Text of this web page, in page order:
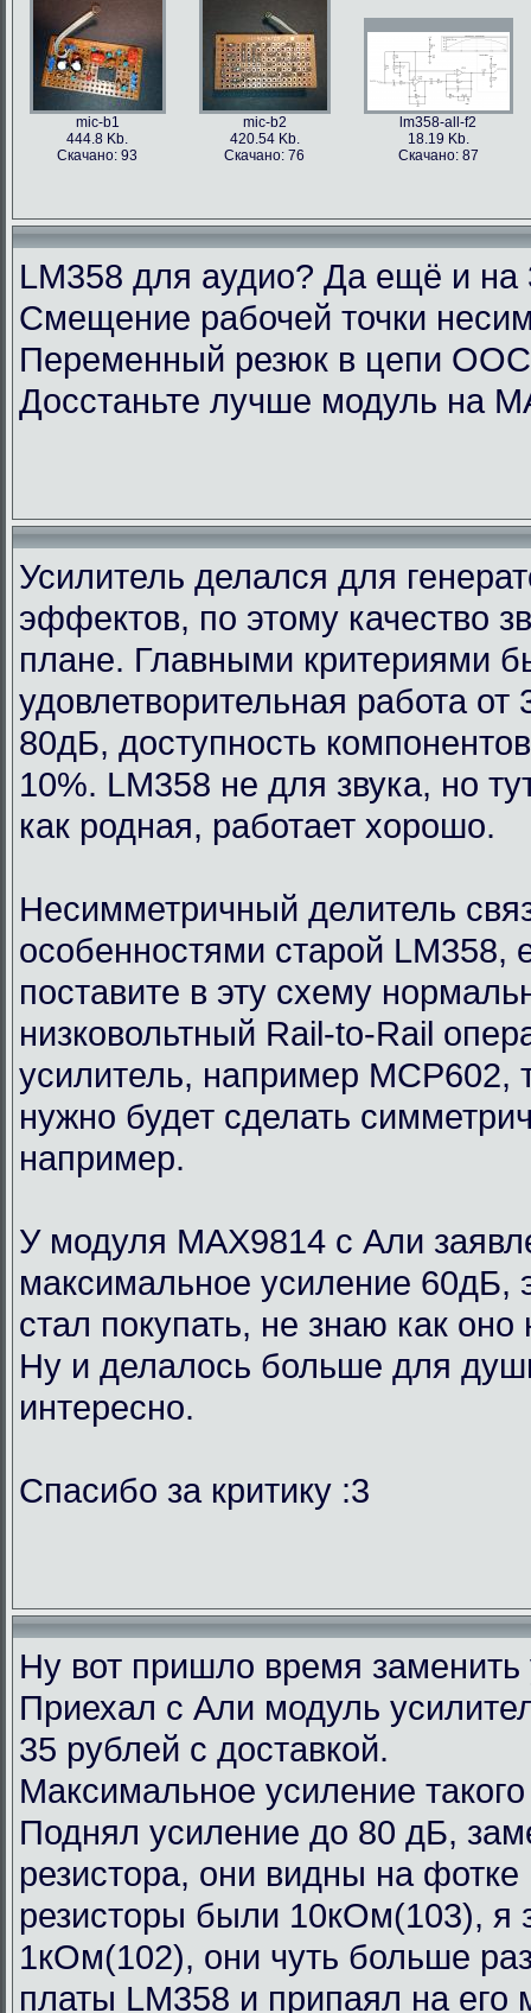
mic-b1
444.8 Kb.
Скачано: 93
mic-b2
420.54 Kb.
Скачано: 76
lm358-all-f2
18.19 Kb.
Скачано: 87
LM358 для аудио? Да ещё и на
Смещение рабочей точки
Переменный резюк в цепи
Досстаньте лучше модуль на
Усилитель делался для
эффектов, по этому качество
плане. Главными критериями
удовлетворительная работа
80дБ, доступность
10%. LM358 не для звука, но
как родная, работает хорошо.
Несимметричный делитель
особенностями старой LM358,
поставите в эту схему
низковольтный Rail-to-Rail
усилитель, например MCP602,
нужно будет сделать
например.
У модуля MAX9814 с Али
максимальное усиление 60дБ,
стал покупать, не знаю как
Ну и делалось больше для
интересно.
Спасибо за критику :3
Ну вот пришло время
Приехал с Али модуль
35 рублей с доставкой.
Максимальное усиление
Поднял усиление до 80 дБ,
резистора, они видны на
резисторы были 10кОм(103), я
1кОм(102), они чуть больше
платы LM358 и припаял на его